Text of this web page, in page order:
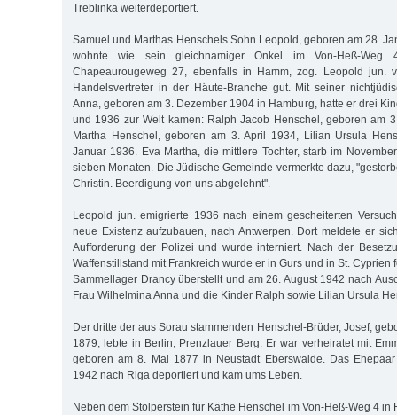
Treblinka weiterdeportiert.
Samuel und Marthas Henschels Sohn Leopold, geboren am 28.
wohnte wie sein gleichnamiger Onkel im Von-Heß-
Chapeaurougeweg 27, ebenfalls in Hamm, zog. Leopold jun.
Handelsvertreter in der Häute-Branche gut. Mit seiner
Anna, geboren am 3. Dezember 1904 in Hamburg, hatte er drei
und 1936 zur Welt kamen: Ralph Jacob Henschel, geboren am
Martha Henschel, geboren am 3. April 1934, Lilian Ursula
Januar 1936. Eva Martha, die mittlere Tochter, starb im
sieben Monaten. Die Jüdische Gemeinde vermerkte dazu,
Christin. Beerdigung von uns abgelehnt".
Leopold jun. emigrierte 1936 nach einem gescheiterten
neue Existenz aufzubauen, nach Antwerpen. Dort meldete er
Aufforderung der Polizei und wurde interniert. Nach der
Waffenstillstand mit Frankreich wurde er in Gurs und in St. Cyprien
Sammellager Drancy überstellt und am 26. August 1942 nach
Frau Wilhelmina Anna und die Kinder Ralph sowie Lilian Ursula
Der dritte der aus Sorau stammenden Henschel-Brüder, Josef,
1879, lebte in Berlin, Prenzlauer Berg. Er war verheiratet mit
geboren am 8. Mai 1877 in Neustadt Eberswalde. Das
1942 nach Riga deportiert und kam ums Leben.
Neben dem Stolperstein für Käthe Henschel im Von-Heß-Weg 4 in